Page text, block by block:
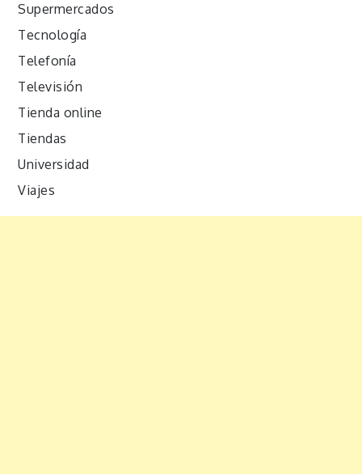
Supermercados
Tecnología
Telefonía
Televisión
Tienda online
Tiendas
Universidad
Viajes